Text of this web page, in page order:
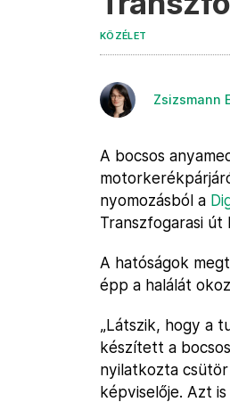
KÖZÉLET
Zsizsmann
A bocsos
nyomozásból a
Transzfogarasi út
A hatóságok
épp a halálát
„Látszik, hogy a
készített a
nyilatkozta
képviselője. Azt